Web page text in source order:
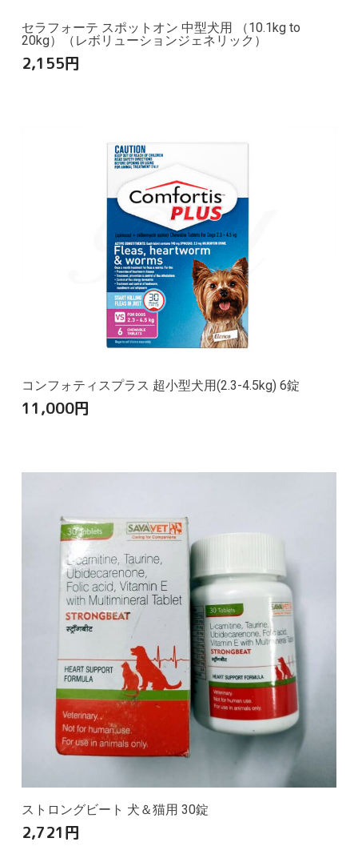
セラフォーテ スポットオン 中型犬用 （10.1kg to
20kg）（レボリューションジェネリック）
2,155円
コンフォティスプラス 超小型犬用(2.3-4.5kg) 6錠
11,000円
ストロングビート 犬＆猫用 30錠
2,721円